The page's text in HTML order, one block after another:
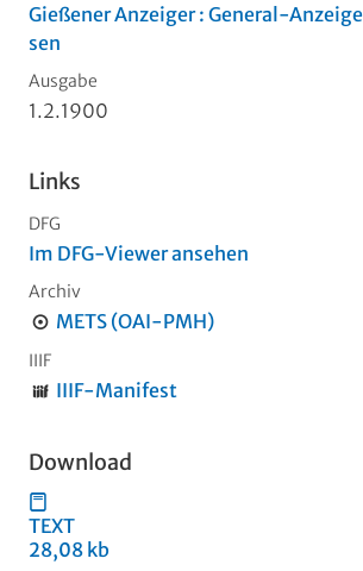
Gießener Anzeiger : General-
sen
Ausgabe
1.2.1900
Links
DFG
Im DFG-Viewer ansehen
Archiv
METS (OAI-PMH)
IIIF
IIIF-Manifest
Download
TEXT
28,08 kb